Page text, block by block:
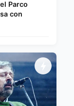
Parco
con